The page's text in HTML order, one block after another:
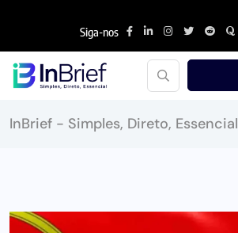
Siga-nos
InBrief - Simples, Direto, Essencial